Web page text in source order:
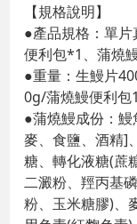
【規格說明】
●產品規格：單
便利包*1、蒲燒
●重量：生鰻片
0g/蒲燒鰻便利
●蒲燒鰻成份：
麥、食鹽、酒精]
糖、轉化液糖(蔗
二澱粉、羥丙基
粉、玉米糖膠)、